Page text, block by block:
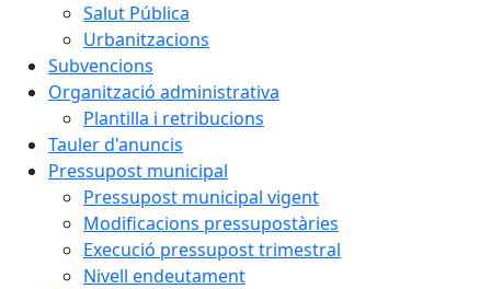
Salut Pública
Urbanitzacions
Subvencions
Organització administrativa
Plantilla i retribucions
Tauler d'anuncis
Pressupost municipal
Pressupost municipal vigent
Modificacions pressupostàries
Execució pressupost trimestral
Nivell endeutament